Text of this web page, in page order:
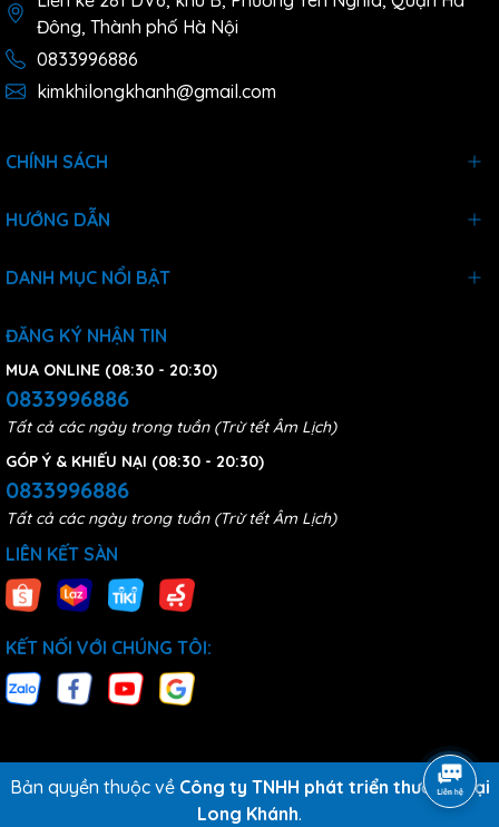
Đông, Thành phố Hà Nội
0833996886
kimkhilongkhanh@gmail.com
CHÍNH SÁCH
HƯỚNG DẪN
DANH MỤC NỔI BẬT
ĐĂNG KÝ NHẬN TIN
MUA ONLINE (08:30 - 20:30)
0833996886
Tất cả các ngày trong tuần (Trừ tết Âm Lịch)
GÓP Ý & KHIẾU NẠI (08:30 - 20:30)
0833996886
Tất cả các ngày trong tuần (Trừ tết Âm Lịch)
LIÊN KẾT SÀN
KẾT NỐI VỚI CHÚNG TÔI:
Bản quyền thuộc về Công ty TNHH phát triển thương mại
Long Khánh.